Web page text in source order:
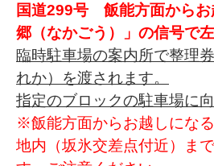
国道299号 飯能方面から
郷（なかごう）」の信号で
臨時駐車場の案内所で整理
れか）を渡されます。
指定のブロックの駐車場に
※飯能方面からお越しにな
地内（坂氷交差点付近）ま